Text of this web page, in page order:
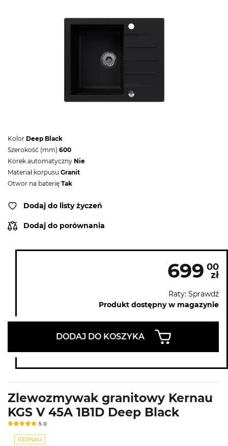
Kolor Deep Black
Szerokość (mm) 600
Korek automatyczny Nie
Materiał korpusu Granit
Otwor na baterię Tak
Dodaj do listy życzeń
Dodaj do porównania
699 00
zł
Raty: Sprawdź
Produkt dostępny w magazynie
DODAJ DO KOSZYKA
Zlewozmywak granitowy Kernau
KGS V 45A 1B1D Deep Black
5.0